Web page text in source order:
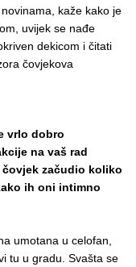
kaže kako je
uvijek se nađe
dekicom i čitati
čovjekova
vrlo dobro
na vaš rad
začudio koliko
ih oni intimno
umotana u celofan,
tu u gradu. Svašta se